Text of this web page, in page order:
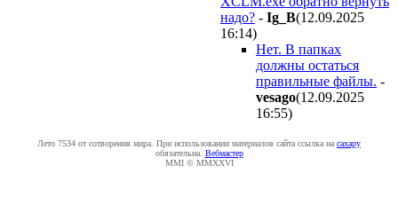
надо? - Ig_B(12.09.2025
16:14)
Нет. В папках
должны остаться
правильные файлы. -
vesago(12.09.2025
16:55)
Лето 7534 от сотворения мира. При использовании материалов сайта ссылка на caxapу
обязательна. Вебмастер
MMI © MMXXVI